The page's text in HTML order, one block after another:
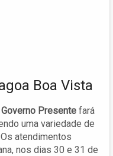
Boa Vista
Governo Presente fará
uma variedade de
atendimentos
nos dias 30 e 31 de